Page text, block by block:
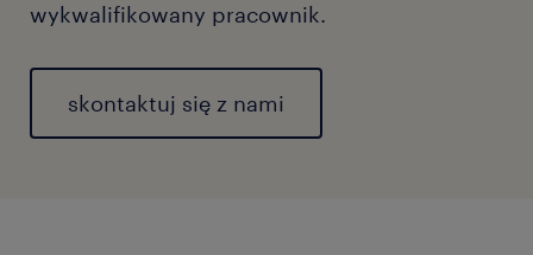
wykwalifikowany pracownik.
skontaktuj się z nami